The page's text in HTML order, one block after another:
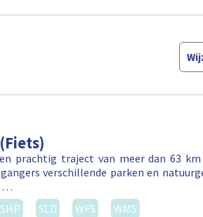
prachtig traject van meer dan 63
verschillende parken en
…
SHP SLD WFS WMS